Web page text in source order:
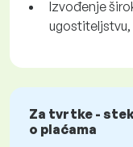
Izvođenje
Za tvrtke -
o plaćama